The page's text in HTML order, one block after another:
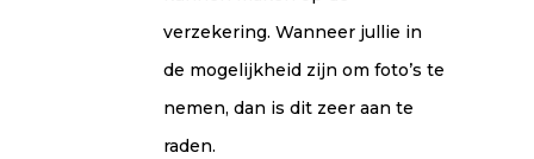
verzekering. Wanneer jullie in
de mogelijkheid zijn om foto’s te
nemen, dan is dit zeer aan te
raden.